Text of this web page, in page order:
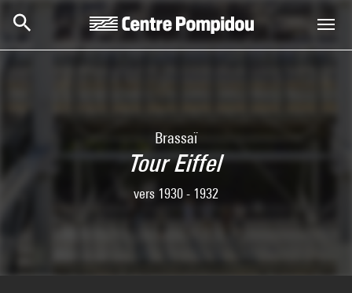
Brassaï
Tour Eiffel
vers 1930 - 1932